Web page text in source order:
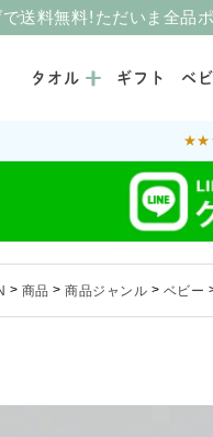
送料無料！ただいま全品
タオル
ギフト ベ
> 商品 > 商品ジャンル > ベビー